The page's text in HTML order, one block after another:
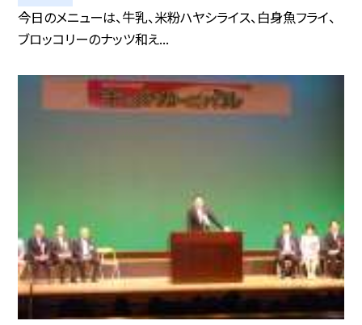
今日のメニューは、牛乳、米粉ハヤシライス、白身魚フライ、
ブロッコリーのナッツ和え...